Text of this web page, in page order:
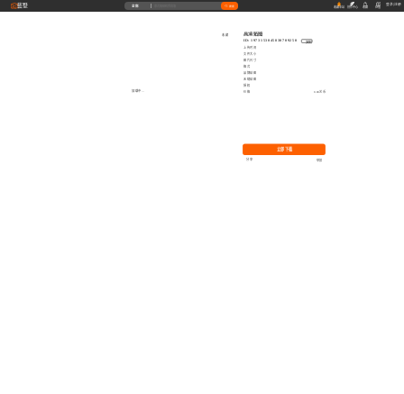
藝墅 全部 搜索 收藏本站 创作中心 收藏 充值
登录 |注册
加载中...
收藏 高清贴图
ID: 1973153045830709250 复制
上传时间
文件大小
图片尺寸
格式
品牌贴图
无缝贴图
授权
价格 0.00艺币
立即下载
分享 举报